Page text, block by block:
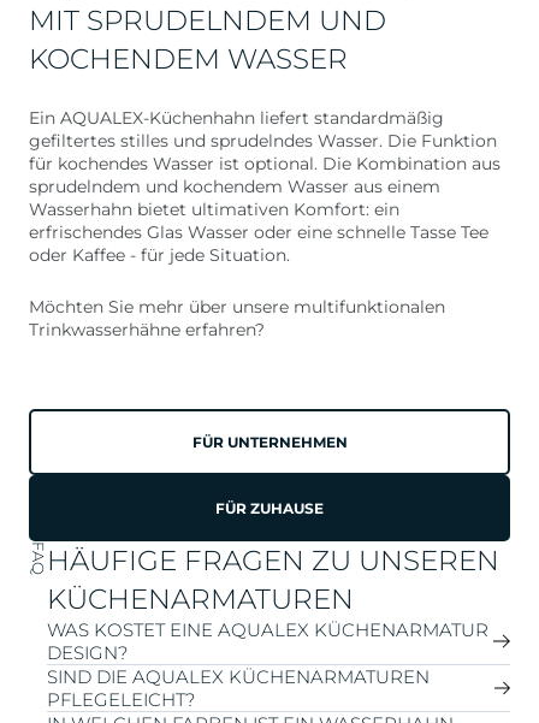
MIT SPRUDELNDEM UND
KOCHENDEM WASSER
Ein AQUALEX-Küchenhahn liefert standardmäßig
gefiltertes stilles und sprudelndes Wasser. Die Funktion
für kochendes Wasser ist optional. Die Kombination aus
sprudelndem und kochendem Wasser aus einem
Wasserhahn bietet ultimativen Komfort: ein
erfrischendes Glas Wasser oder eine schnelle Tasse Tee
oder Kaffee - für jede Situation.
Möchten Sie mehr über unsere multifunktionalen
Trinkwasserhähne erfahren?
FÜR UNTERNEHMEN
FÜR ZUHAUSE
FAQHÄUFIGE FRAGEN ZU UNSEREN
KÜCHENARMATUREN
WAS KOSTET EINE AQUALEX KÜCHENARMATUR
DESIGN?
Die Kosten für einen AQUALEX-Leitungswasserkühler
SIND DIE AQUALEX KÜCHENARMATUREN
PFLEGELEICHT?